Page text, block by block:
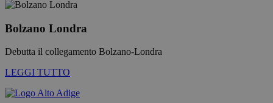
Bolzano Londra
Debutta il collegamento Bolzano-Londra
LEGGI TUTTO
Privacy Policy